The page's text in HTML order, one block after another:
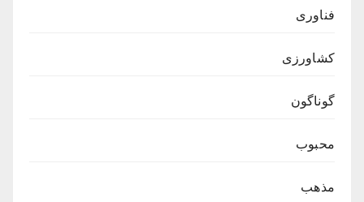
فناوری
کشاورزی
گوناگون
محبوب
مذهب